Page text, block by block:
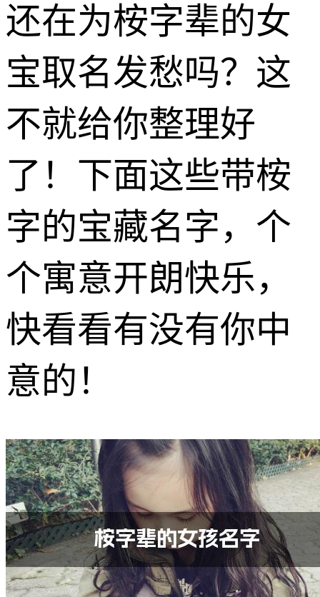
还在为桉字辈的女
宝取名发愁吗？这
不就给你整理好
了！下面这些带桉
字的宝藏名字，个
个寓意开朗快乐，
快看看有没有你中
意的！